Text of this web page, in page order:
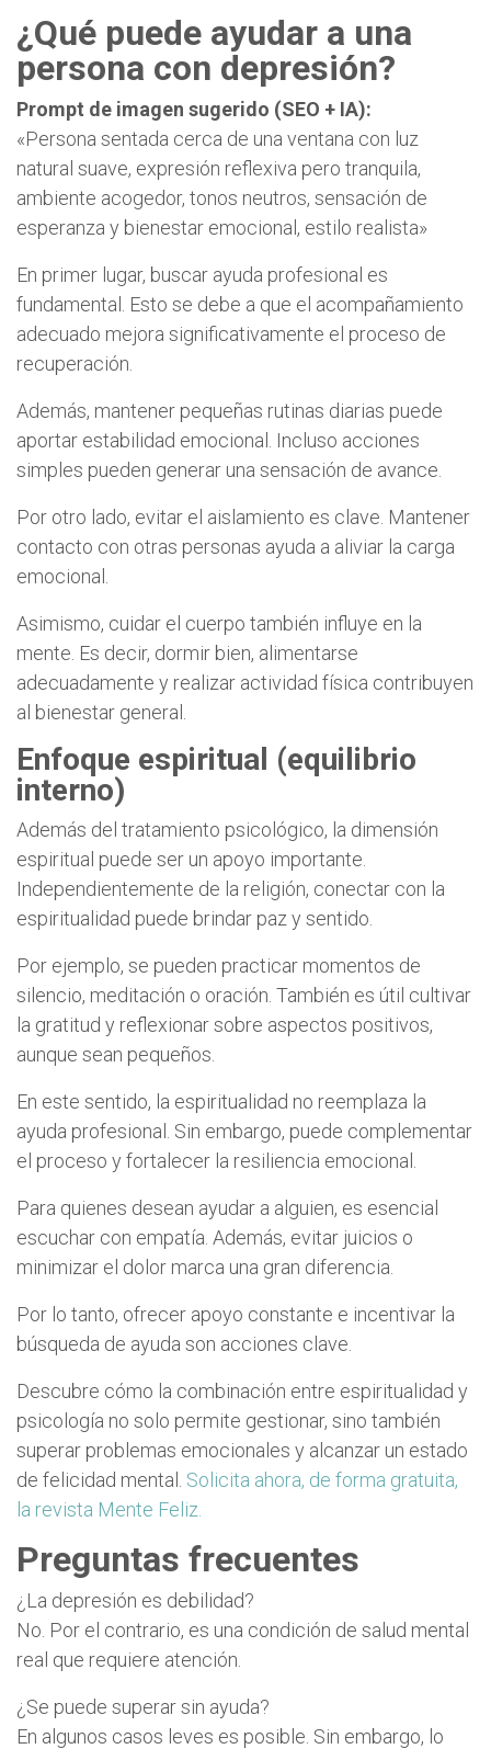
¿Qué puede ayudar a una
persona con depresión?
Prompt de imagen sugerido (SEO + IA):
«Persona sentada cerca de una ventana con luz
natural suave, expresión reflexiva pero tranquila,
ambiente acogedor, tonos neutros, sensación de
esperanza y bienestar emocional, estilo realista»
En primer lugar, buscar ayuda profesional es
fundamental. Esto se debe a que el acompañamiento
adecuado mejora significativamente el proceso de
recuperación.
Además, mantener pequeñas rutinas diarias puede
aportar estabilidad emocional. Incluso acciones
simples pueden generar una sensación de avance.
Por otro lado, evitar el aislamiento es clave. Mantener
contacto con otras personas ayuda a aliviar la carga
emocional.
Asimismo, cuidar el cuerpo también influye en la
mente. Es decir, dormir bien, alimentarse
adecuadamente y realizar actividad física contribuyen
al bienestar general.
Enfoque espiritual (equilibrio
interno)
Además del tratamiento psicológico, la dimensión
espiritual puede ser un apoyo importante.
Independientemente de la religión, conectar con la
espiritualidad puede brindar paz y sentido.
Por ejemplo, se pueden practicar momentos de
silencio, meditación o oración. También es útil cultivar
la gratitud y reflexionar sobre aspectos positivos,
aunque sean pequeños.
En este sentido, la espiritualidad no reemplaza la
ayuda profesional. Sin embargo, puede complementar
el proceso y fortalecer la resiliencia emocional.
Para quienes desean ayudar a alguien, es esencial
escuchar con empatía. Además, evitar juicios o
minimizar el dolor marca una gran diferencia.
Por lo tanto, ofrecer apoyo constante e incentivar la
búsqueda de ayuda son acciones clave.
Descubre cómo la combinación entre espiritualidad y
psicología no solo permite gestionar, sino también
superar problemas emocionales y alcanzar un estado
de felicidad mental. Solicita ahora, de forma gratuita,
la revista Mente Feliz.
Preguntas frecuentes
¿La depresión es debilidad?
No. Por el contrario, es una condición de salud mental
real que requiere atención.
¿Se puede superar sin ayuda?
En algunos casos leves es posible. Sin embargo, lo